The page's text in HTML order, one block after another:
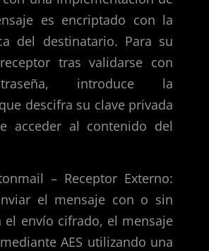
es encriptado con la
del destinatario. Para su
tras validarse con
introduce la
descifra su clave privada
acceder al contenido del
– Receptor Externo:
el mensaje con o sin
el envío cifrado, el mensaje
AES utilizando una